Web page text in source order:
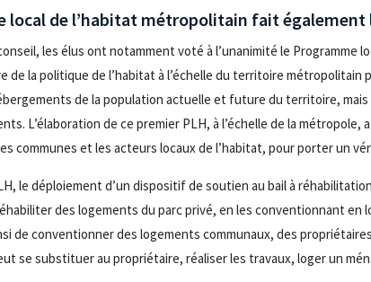
local de l’habitat métropolitain fait également
les élus ont notamment voté à l’unanimité le
de la politique de l’habitat à l’échelle du territoire métropolitain
de la population actuelle et future du territoire,
L’élaboration de ce premier PLH, à l’échelle de la
communes et les acteurs locaux de l’habitat, pour porter un
le déploiement d’un dispositif de soutien au bail à
des logements du parc privé, en les conventionnant en
de conventionner des logements communaux, des
se substituer au propriétaire, réaliser les travaux, loger un